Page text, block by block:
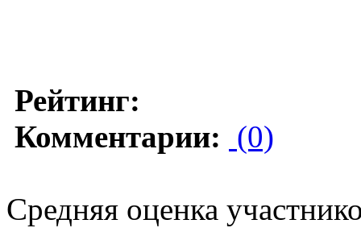
Рейтинг:
Комментарии: (0)
Средняя оценка